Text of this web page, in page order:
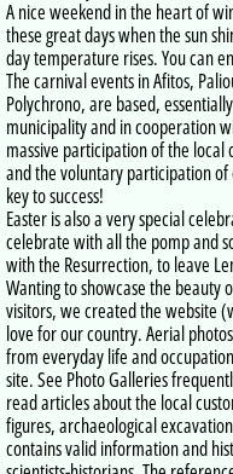
A nice weekend in the heart of
these great days when the sun
day temperature rises. You can
The carnival events in Afitos,
Polychrono, are based,
municipality and in cooperation
massive participation of the
and the voluntary participation of
key to success!
Easter is also a very special
celebrate with all the pomp and
with the Resurrection, to leave
Wanting to showcase the beauty
visitors, we created the website
love for our country. Aerial
from everyday life and
site. See Photo Galleries
read articles about the local
figures, archaeological
contains valid information and